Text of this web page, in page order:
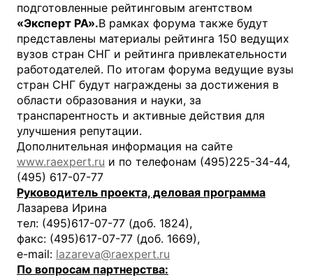
подготовленные рейтинговым агентством
«Эксперт РА».В рамках форума также будут
представлены материалы рейтинга 150 ведущих
вузов стран СНГ и рейтинга привлекательности
работодателей. По итогам форума ведущие вузы
стран СНГ будут награждены за достижения в
области образования и науки, за
транспарентность и активные действия для
улучшения репутации.
Дополнительная информация на сайте
www.raexpert.ru и по телефонам (495)225-34-44,
(495) 617-07-77
Руководитель проекта, деловая программа
Лазарева Ирина
тел: (495)617-07-77 (доб. 1824),
факс: (495)617-07-77 (доб. 1669),
e-mail: lazareva@raexpert.ru
По вопросам партнерства: